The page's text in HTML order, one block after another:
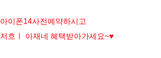
아이폰14사전예약하시고
저흐ㅣ 아재네 혜택받아가세요~♥